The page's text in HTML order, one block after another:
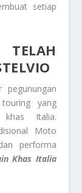
setiap
yang
khas Italia.
Moto
performa
Khas Italia